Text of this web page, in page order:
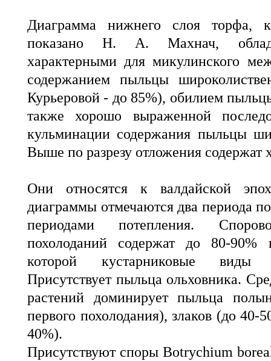
Диаграмма нижнего слоя торфа,
показано Н. А. Махнач,
характерными для микулинского
содержанием пыльцы
Курьеровой - до 85%), обилием
также хорошо выраженной
кульминации содержания пыльцы
Выше по разрезу отложения содержат
Они относятся к валдайской
диаграммы отмечаются два периода
периодами потепления.
похолоданий содержат до 80-
которой кустарниковые виды
Присутствует пыльца ольховника.
растений доминирует пыльца
первого похолодания), злаков (до 40-
40%).
Присутствуют споры Botrychium